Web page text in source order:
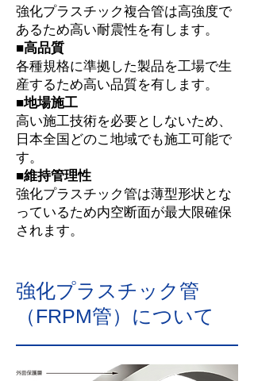
強化プラスチック複合管は高強度で
あるため高い耐震性を有します。
■高品質
各種規格に準拠した製品を工場で生
産するため高い品質を有します。
■地場施工
高い施工技術を必要としないため、
日本全国どのこ地域でも施工可能で
す。
■維持管理性
強化プラスチック管は薄型形状とな
っているため内空断面が最大限確保
されます。
強化プラスチック管
（FRPM管）について